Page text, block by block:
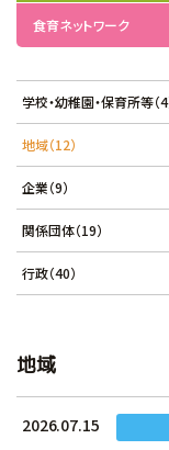
食育ネットワーク
学校・幼稚園・保育所等（4
地域（12）
企業（9）
関係団体（19）
行政（40）
地域
2026.07.15